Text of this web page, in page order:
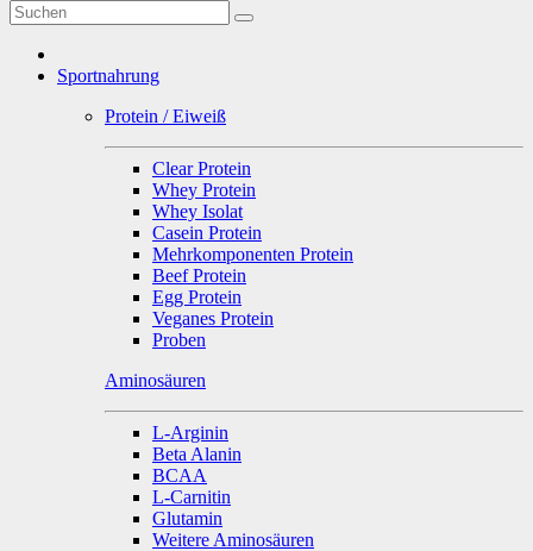
Sportnahrung
Protein / Eiweiß
Clear Protein
Whey Protein
Whey Isolat
Casein Protein
Mehrkomponenten Protein
Beef Protein
Egg Protein
Veganes Protein
Proben
Aminosäuren
L-Arginin
Beta Alanin
BCAA
L-Carnitin
Glutamin
Weitere Aminosäuren